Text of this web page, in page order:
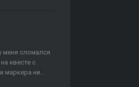
меня сломался
квесте с
маркера ни...